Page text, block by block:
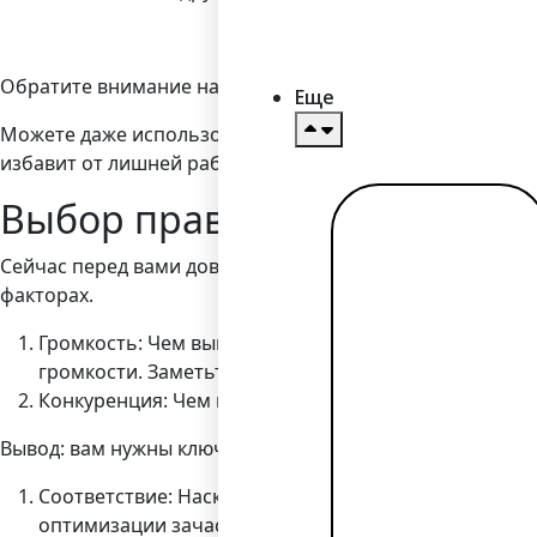
Еще
Обратите внимание на «длиннохвостые» варианты,
Можете даже использовать инструменты для
избавит от лишней работы, особенно если у вас
Выбор правильных
Сейчас перед вами довольно длинный список
факторах.
Громкость: Чем выше объем поиска, тем
громкости. Заметьте, что громкие ключевые
Конкуренция: Чем ниже конкуренция, тем выше
Вывод: вам нужны ключевые слова с высокой
Соответствие: Насколько страница продукта или
оптимизации зачастую пренебрегают.